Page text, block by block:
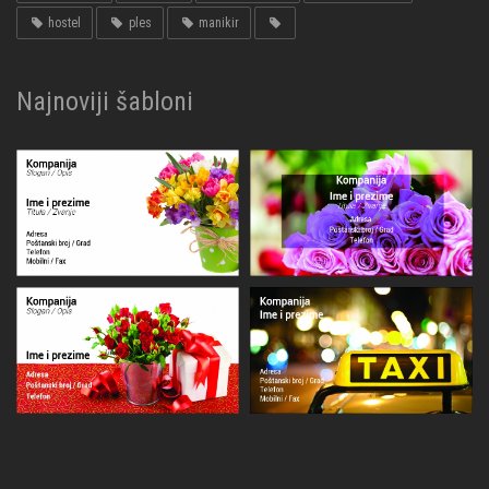
hostel ples manikir
Najnoviji šabloni